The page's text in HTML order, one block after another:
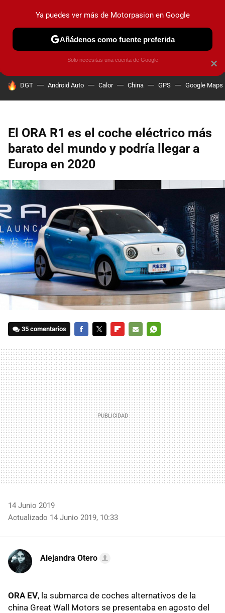
PRUEBAS COCHES ELÉCTRICOS OBSERVATORIO
HOY SE HABLA DE
DGT Android Auto Calor China GPS Google Maps
El ORA R1 es el coche eléctrico más
barato del mundo y podría llegar a
Europa en 2020
35 comentarios
MAIL
14 Junio 2019
Actualizado 14 Junio 2019, 10:33
Alejandra Otero
ORA EV, la submarca de coches alternativos de la
china Great Wall Motors se presentaba en agosto del
×
Ya puedes ver más de Motorpasion en Google
Añádenos como fuente preferida
Solo necesitas una cuenta de Google